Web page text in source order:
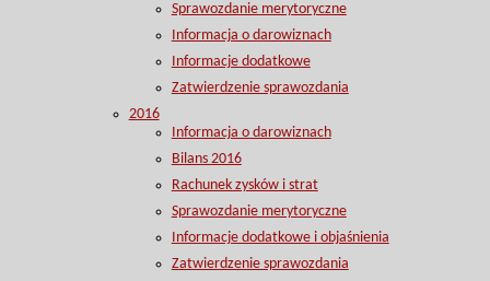
Sprawozdanie merytoryczne
Informacja o darowiznach
Informacje dodatkowe
Zatwierdzenie sprawozdania
2016
Informacja o darowiznach
Bilans 2016
Rachunek zysków i strat
Sprawozdanie merytoryczne
Informacje dodatkowe i objaśnienia
Zatwierdzenie sprawozdania